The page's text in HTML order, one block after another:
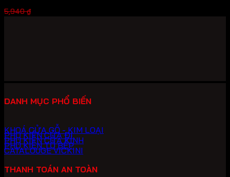
5,940₫
DANH MỤC PHỔ BIẾN
KHOÁ CỬA GỖ - KIM LOẠI
PHỤ KIỆN CỬA ĐI
PHỤ KIỆN CỬA KÍNH
PHỤ KIỆN TỦ BẾP
CATALOUGE VICKINI
THANH TOÁN AN TOÀN